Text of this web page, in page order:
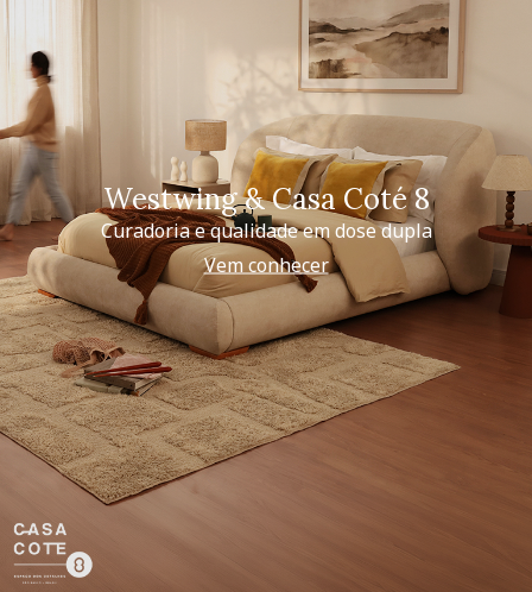
Westwing & Casa Coté 8
Curadoria e qualidade em dose dupla
Vem conhecer